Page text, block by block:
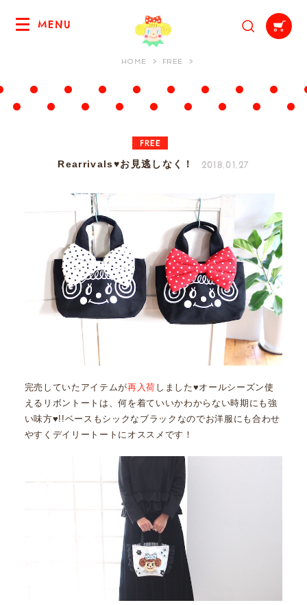
MENU
HOME FREE
FREE
Rearrivals♥お見逃しなく！ 2018.01.27
完売していたアイテムが再入荷 しました♥オールシーズン使
えるリボントートは、何を着ていいかわからない時期にも強
い味方♥!!ベースもシックなブラックなのでお洋服にも合わせ
やすくデイリートートにオススメです！